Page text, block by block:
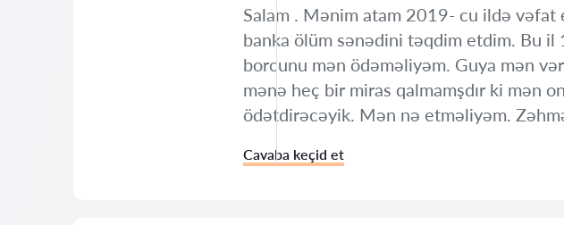
Salam . Mənim atam 2019- cu ildə
banka ölüm sənədini təqdim etdim. Bu il
borcunu mən ödəməliyəm. Guya mən
mənə heç bir miras qalmamşdır ki mən
ödətdirəcəyik. Mən nə etməliyəm.
Cavaba keçid et